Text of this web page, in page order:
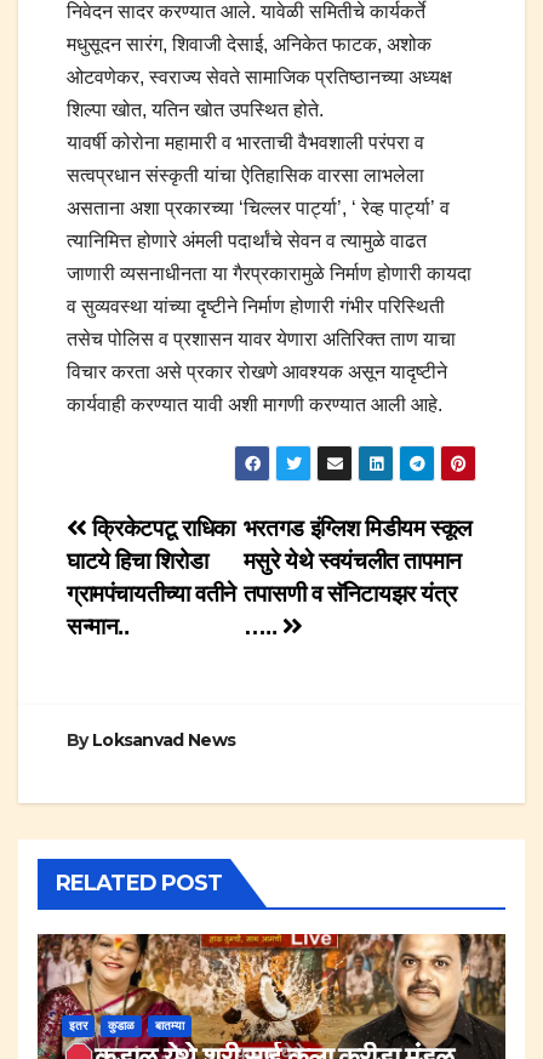
निवेदन सादर करण्यात आले. यावेळी समितीचे कार्यकर्ते
मधुसूदन सारंग, शिवाजी देसाई, अनिकेत फाटक, अशोक
ओटवणेकर, स्वराज्य सेवते सामाजिक प्रतिष्ठानच्या अध्यक्ष
शिल्पा खोत, यतिन खोत उपस्थित होते.
यावर्षी कोरोना महामारी व भारताची वैभवशाली परंपरा व
सत्वप्रधान संस्कृती यांचा ऐतिहासिक वारसा लाभलेला
असताना अशा प्रकारच्या ‘चिल्लर पार्ट्या’, ‘ रेव्ह पार्ट्या’ व
त्यानिमित्त होणारे अंमली पदार्थांचे सेवन व त्यामुळे वाढत
जाणारी व्यसनाधीनता या गैरप्रकारामुळे निर्माण होणारी कायदा
व सुव्यवस्था यांच्या दृष्टीने निर्माण होणारी गंभीर परिस्थिती
तसेच पोलिस व प्रशासन यावर येणारा अतिरिक्त ताण याचा
विचार करता असे प्रकार रोखणे आवश्यक असून यादृष्टीने
कार्यवाही करण्यात यावी अशी मागणी करण्यात आली आहे.
Post
navigation
भरतगड इंग्लिश मिडीयम स्कूल
मसुरे येथे स्वयंचलीत तापमान
तपासणी व सॅनिटायझर यंत्र
…..
क्रिकेटपटू राधिका
घाटये हिचा शिरोडा
ग्रामपंचायतीच्या वतीने
सन्मान..
ByLoksanvad News
RELATED POST
इतर कुडाळ बातम्या